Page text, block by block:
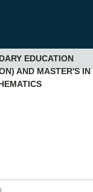
EDUCATION
AND MASTER'S IN